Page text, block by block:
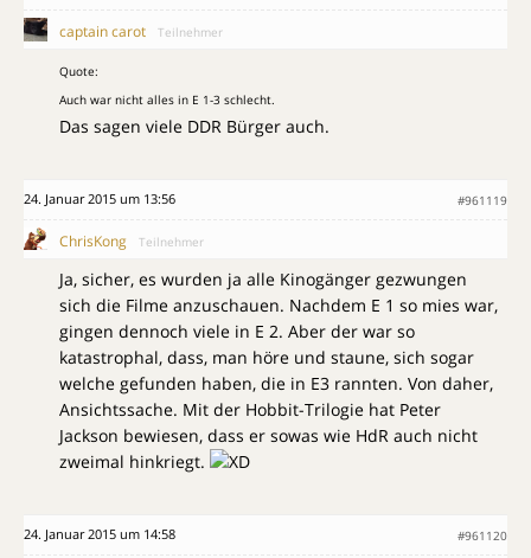
captain carot Teilnehmer
Quote:
Auch war nicht alles in E 1-3 schlecht.
Das sagen viele DDR Bürger auch.
24. Januar 2015 um 13:56 #961119
ChrisKong Teilnehmer
Ja, sicher, es wurden ja alle Kinogänger gezwungen
sich die Filme anzuschauen. Nachdem E 1 so mies war,
gingen dennoch viele in E 2. Aber der war so
katastrophal, dass, man höre und staune, sich sogar
welche gefunden haben, die in E3 rannten. Von daher,
Ansichtssache. Mit der Hobbit-Trilogie hat Peter
Jackson bewiesen, dass er sowas wie HdR auch nicht
zweimal hinkriegt.
24. Januar 2015 um 14:58 #961120